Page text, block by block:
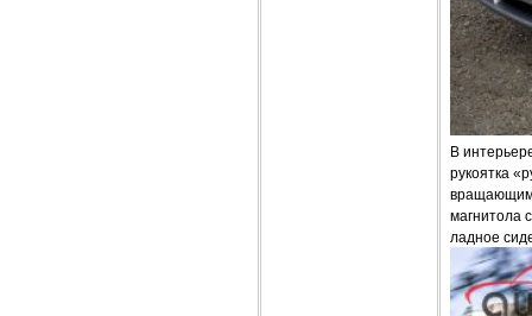
В
рукоятка
магнитола
ладное